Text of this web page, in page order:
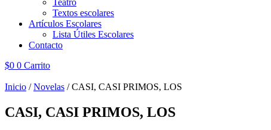
Textos escolares
Artículos Escolares
Lista Útiles Escolares
Contacto
$0 0 Carrito
Inicio /Novelas / CASI, CASI PRIMOS, LOS
CASI, CASI PRIMOS, LOS